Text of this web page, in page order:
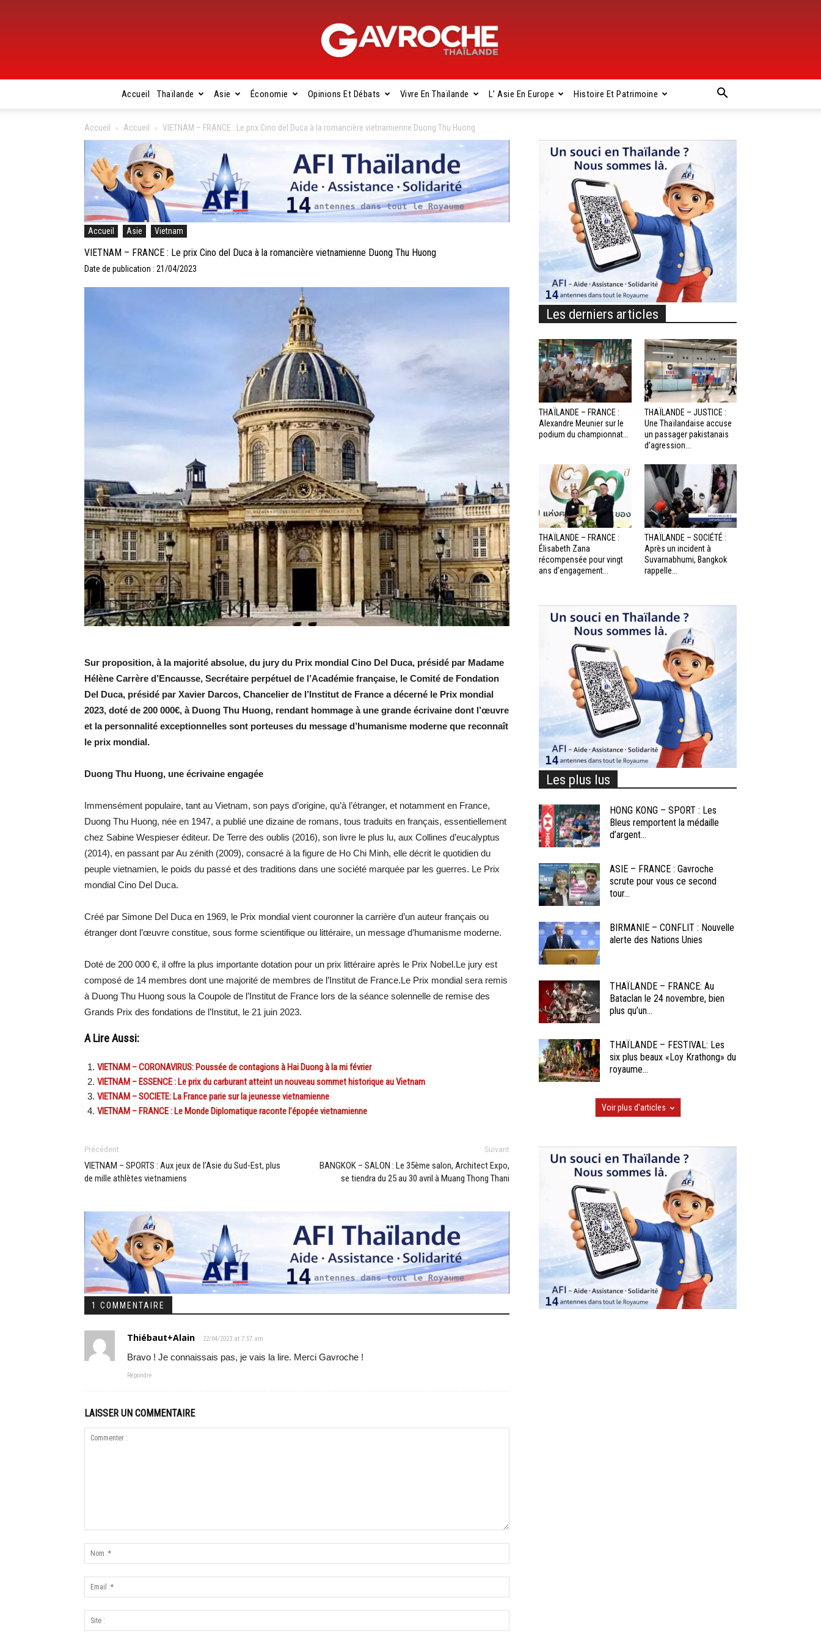
Gavroche
Thaïlande
Accueil Thaïlande Asie Économie Opinions Et Débats Vivre En Thaïlande L’ Asie En Europe Histoire Et Patrimoine
Accueil Accueil VIETNAM – FRANCE : Le prix Cino del Duca à la romancière vietnamienne Duong Thu Huong
Accueil Asie Vietnam
VIETNAM – FRANCE : Le prix Cino del Duca à la romancière vietnamienne Duong Thu Huong
Date de publication : 21/04/2023
Sur proposition, à la majorité absolue, du jury du Prix mondial Cino Del Duca, présidé par Madame
Hélène Carrère d’Encausse, Secrétaire perpétuel de l’Académie française, le Comité de Fondation
Del Duca, présidé par Xavier Darcos, Chancelier de l’Institut de France a décerné le Prix mondial
2023, doté de 200 000€, à Duong Thu Huong, rendant hommage à une grande écrivaine dont l’œuvre
et la personnalité exceptionnelles sont porteuses du message d’humanisme moderne que reconnaît
le prix mondial.
Duong Thu Huong, une écrivaine engagée
Immensément populaire, tant au Vietnam, son pays d’origine, qu’à l’étranger, et notamment en France,
Duong Thu Huong, née en 1947, a publié une dizaine de romans, tous traduits en français, essentiellement
chez Sabine Wespieser éditeur. De Terre des oublis (2016), son livre le plus lu, aux Collines d’eucalyptus
(2014), en passant par Au zénith (2009), consacré à la figure de Ho Chi Minh, elle décrit le quotidien du
peuple vietnamien, le poids du passé et des traditions dans une société marquée par les guerres. Le Prix
mondial Cino Del Duca.
Créé par Simone Del Duca en 1969, le Prix mondial vient couronner la carrière d’un auteur français ou
étranger dont l’œuvre constitue, sous forme scientifique ou littéraire, un message d’humanisme moderne.
Doté de 200 000 €, il offre la plus importante dotation pour un prix littéraire après le Prix Nobel.Le jury est
composé de 14 membres dont une majorité de membres de l’Institut de France.Le Prix mondial sera remis
à Duong Thu Huong sous la Coupole de l’Institut de France lors de la séance solennelle de remise des
Grands Prix des fondations de l’Institut, le 21 juin 2023.
A Lire Aussi:
VIETNAM – CORONAVIRUS: Poussée de contagions à Hai Duong à la mi février
VIETNAM – ESSENCE : Le prix du carburant atteint un nouveau sommet historique au Vietnam
VIETNAM – SOCIETE: La France parie sur la jeunesse vietnamienne
VIETNAM – FRANCE : Le Monde Diplomatique raconte l’épopée vietnamienne
Précédent
VIETNAM – SPORTS : Aux jeux de l’Asie du Sud-Est, plus
de mille athlètes vietnamiens
Suivant
BANGKOK – SALON : Le 35ème salon, Architect Expo,
se tiendra du 25 au 30 avril à Muang Thong Thani
1 COMMENTAIRE
Thiébaut+Alain 22/04/2023 at 7:57 am
Bravo ! Je connaissais pas, je vais la lire. Merci Gavroche !
Répondre
LAISSER UN COMMENTAIRE
Les derniers articles
THAÏLANDE – FRANCE :
Alexandre Meunier sur le
podium du championnat...
THAÏLANDE – JUSTICE :
Une Thaïlandaise accuse
un passager pakistanais
d’agression...
THAÏLANDE – FRANCE :
Élisabeth Zana
récompensée pour vingt
ans d’engagement...
THAÏLANDE – SOCIÉTÉ :
Après un incident à
Suvarnabhumi, Bangkok
rappelle...
Les plus lus
HONG KONG – SPORT : Les
Bleus remportent la médaille
d’argent...
ASIE – FRANCE : Gavroche
scrute pour vous ce second
tour...
BIRMANIE – CONFLIT : Nouvelle
alerte des Nations Unies
THAÏLANDE – FRANCE: Au
Bataclan le 24 novembre, bien
plus qu’un...
THAÏLANDE – FESTIVAL: Les
six plus beaux «Loy Krathong» du
royaume...
Voir plus d'articles